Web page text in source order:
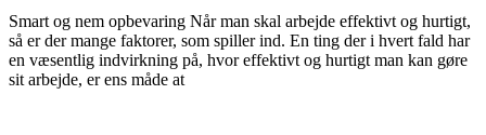
Smart og nem opbevaring Når man skal arbejde effektivt og hurtigt,
så er der mange faktorer, som spiller ind. En ting der i hvert fald har
en væsentlig indvirkning på, hvor effektivt og hurtigt man kan gøre
sit arbejde, er ens måde at